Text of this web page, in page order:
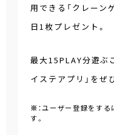
用できる「クレーン
日1枚プレゼント。
最大15PLAY分遊ぶ
イステアプリ」をぜ
※ ：ユーザー登録をす
す。